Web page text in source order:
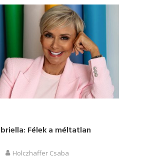
Félek a méltatlan
Holczhaffer Csaba